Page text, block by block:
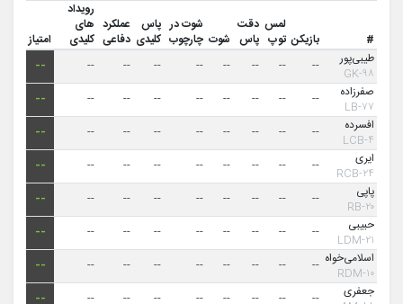
# بازیکن
لمس
توپ
دقت
پاس شوت
شوت در
چارچوب
پاس
کلیدی
عملکرد
دفاعی
رویداد
های
کلیدی
امتیاز
طیبی‌پور
۹۸-GK
--
--
--
--
--
--
--
--
--
صفرزاده
۷۷-LB
--
--
--
--
--
--
--
--
--
افسرده
۴-LCB
--
--
--
--
--
--
--
--
--
ایری
۲۴-RCB
--
--
--
--
--
--
--
--
--
پاپی
۲۰-RB
--
--
--
--
--
--
--
--
--
حبیبی
۲۱-LDM
--
--
--
--
--
--
--
--
--
اسلامی‌خواه
۱۰-RDM
--
--
--
--
--
--
--
--
--
جعفری
--
--
--
--
--
--
--
--
--